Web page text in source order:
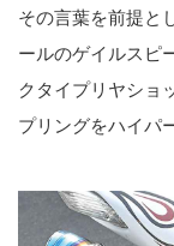
その言葉を前提と
ールのゲイルスピ
クタイプリヤショ
プリングをハイパ